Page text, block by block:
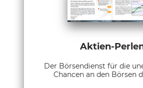
Aktien-
Der Börsendienst für die
Chancen an den Börsen